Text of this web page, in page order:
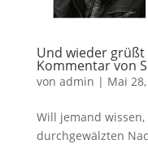
Und wieder
Kommentar von
von admin | Mai
Will jemand
durchgewälzten